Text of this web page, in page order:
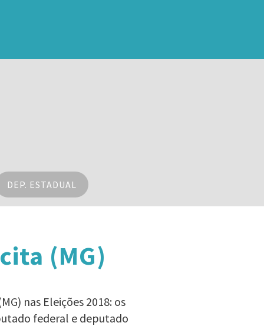
DEP. ESTADUAL
(MG)
nas Eleições 2018: os
federal e deputado